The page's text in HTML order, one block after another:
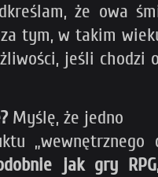
że owa
tym, w takim
jeśli
Myślę, że jedno
jak gry